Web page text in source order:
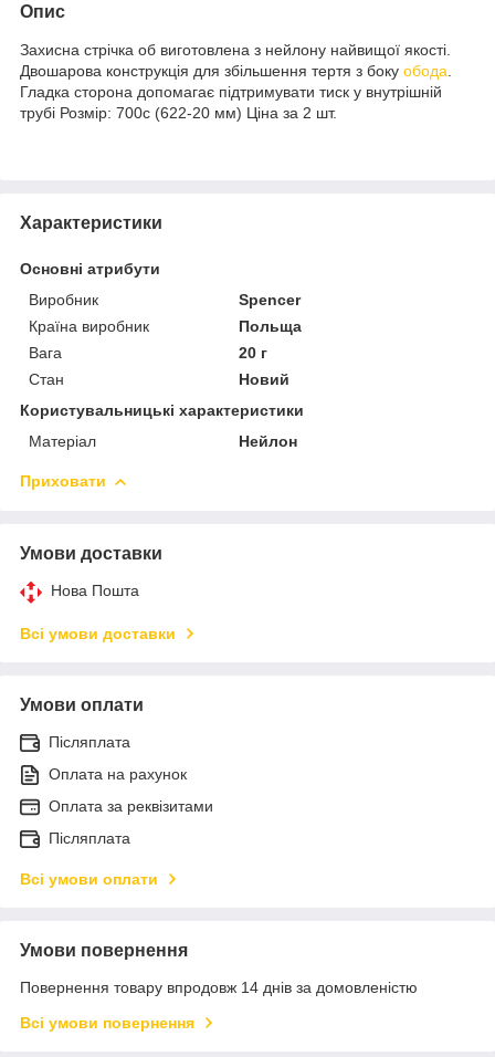
Опис
Захисна стрічка об виготовлена з нейлону найвищої якості.
Двошарова конструкція для збільшення тертя з боку обода
Гладка сторона допомагає підтримувати тиск у внутрішній
трубі Розмір: 700c (622-20 мм) Ціна за 2 шт.
Характеристики
Основні атрибути
Виробник
Spencer
Країна виробник
Польща
Вага
20 г
Стан
Новий
Користувальницькі характеристики
Матеріал
Нейлон
Приховати
Умови доставки
Нова Пошта
Всі умови доставки
Умови оплати
Післяплата
Оплата на рахунок
Оплата за реквізитами
Післяплата
Всі умови оплати
Умови повернення
Повернення товару впродовж 14 днів за домовленістю
Всі умови повернення